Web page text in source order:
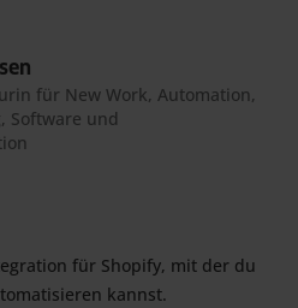
für New Work, Automation,
Software und
für Shopify, mit der du
kannst.